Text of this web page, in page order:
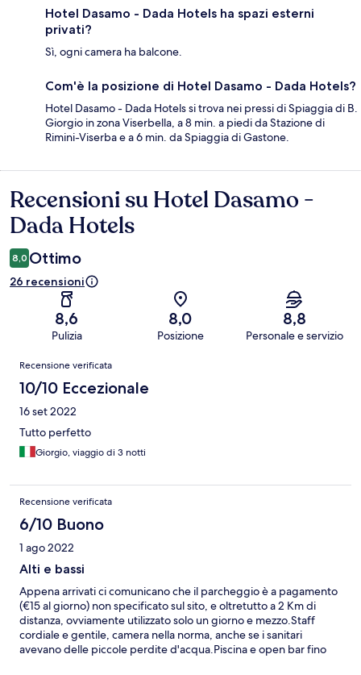
Hotel Dasamo - Dada Hotels ha spazi esterni
privati?
Sì, ogni camera ha balcone.
Com'è la posizione di Hotel Dasamo - Dada Hotels?
Hotel Dasamo - Dada Hotels si trova nei pressi di Spiaggia di B.
Giorgio in zona Viserbella, a 8 min. a piedi da Stazione di
Rimini-Viserba e a 6 min. da Spiaggia di Gastone.
Recensioni
Recensioni su Hotel Dasamo -
Dada Hotels
8,0 Ottimo
26 recensioni
8,6
Pulizia
8,0
Posizione
8,8
Personale e servizio
Recensioni
Recensione verificata
10/10 Eccezionale
16 set 2022
Tutto perfetto
Giorgio, viaggio di 3 notti
Recensione verificata
6/10 Buono
1 ago 2022
Alti e bassi
Appena arrivati ci comunicano che il parcheggio è a pagamento
(€15 al giorno) non specificato sul sito, e oltretutto a 2 Km di
distanza, ovviamente utilizzato solo un giorno e mezzo.Staff
cordiale e gentile, camera nella norma, anche se i sanitari
avevano delle piccole perdite d'acqua.Piscina e open bar fino